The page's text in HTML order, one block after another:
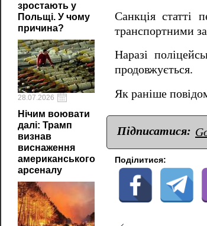
зростають у
Польщі. У чому
причина?
28.07.2026
Нічим воювати
далі: Трамп
визнав
виснаження
американського
арсеналу
Санкція статті
транспортними
Наразі
продовжується.
Як раніше
Підписатися:
Поділитися: